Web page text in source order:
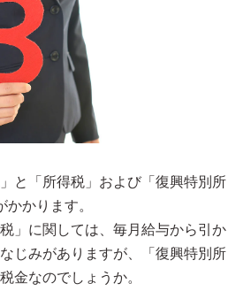
と「所得税」および「復興特別所
かります。
」に関しては、毎月給与から引か
じみがありますが、「復興特別所
金なのでしょうか。